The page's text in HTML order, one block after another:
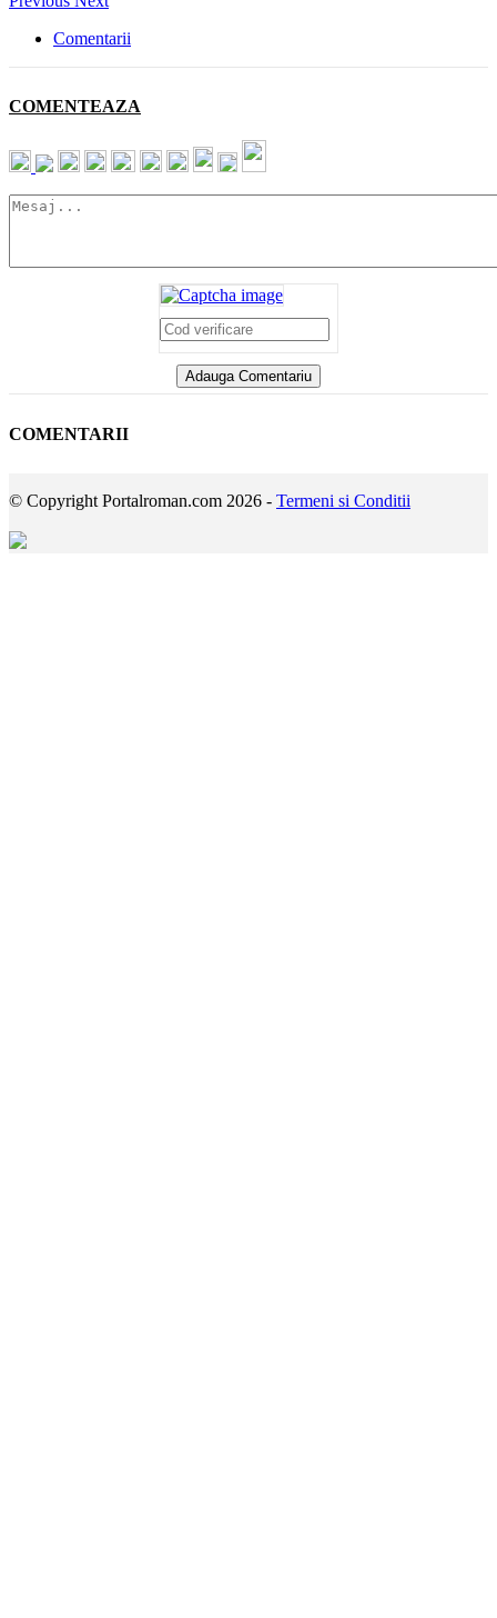
Comentarii
COMENTEAZA
COMENTARII
© Copyright Portalroman.com 2026 - Termeni si Conditii